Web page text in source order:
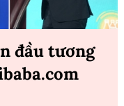
đầu tương